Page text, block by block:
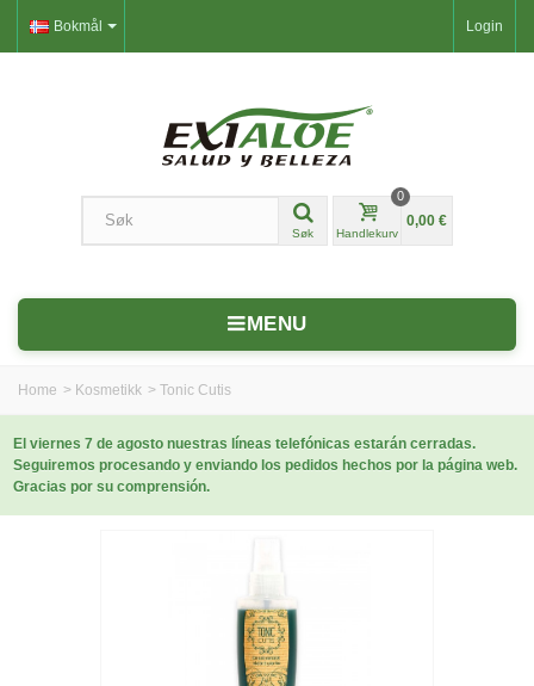
Login
Bokmål
Søk Handlekurv
0
0,00 €
MENU
Home > Kosmetikk > Tonic Cutis
El viernes 7 de agosto nuestras líneas telefónicas estarán cerradas.
Seguiremos procesando y enviando los pedidos hechos por la página web.
Gracias por su comprensión.